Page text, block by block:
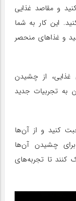
و مقاصد غذایی
این کار به شما
و غذاهای منحصر
غذایی، از چشیدن
به تجربیات جدید
کنید و از آن‌ها
برای چشیدن آن‌ها
کنند تا تجربه‌های